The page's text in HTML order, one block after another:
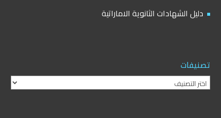
دليل الشهادات الثانوية الاماراتية
تصنيفات
تصنيفات